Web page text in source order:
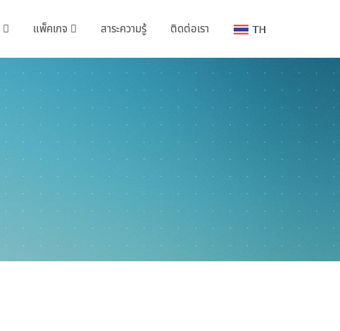
แพ็คเกจ สาระความรู้ ติดต่อเรา